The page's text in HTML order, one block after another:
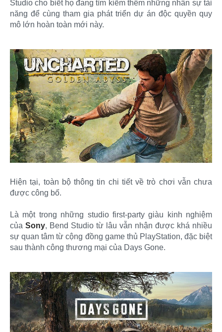
Studio cho biết họ đang tìm kiếm thêm những nhân sự tài
năng để cùng tham gia phát triển dự án độc quyền quy
mô lớn hoàn toàn mới này.
Hiện tại, toàn bộ thông tin chi tiết về trò chơi vẫn chưa
được công bố.
Là một trong những studio first-party giàu kinh nghiệm
của Sony, Bend Studio từ lâu vẫn nhận được khá nhiều
sự quan tâm từ cộng đồng game thủ PlayStation, đặc biệt
sau thành công thương mại của Days Gone.